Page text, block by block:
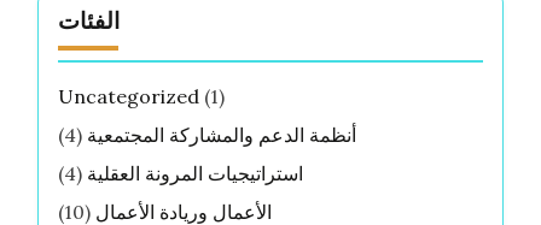
الفئات
Uncategorized (1)
أنظمة الدعم والمشاركة المجتمعية (4)
استراتيجيات المرونة العقلية (4)
الأعمال وريادة الأعمال (10)